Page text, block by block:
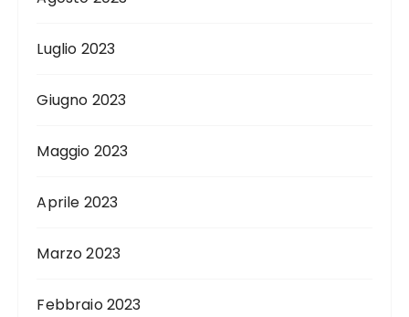
Luglio 2023
Giugno 2023
Maggio 2023
Aprile 2023
Marzo 2023
Febbraio 2023